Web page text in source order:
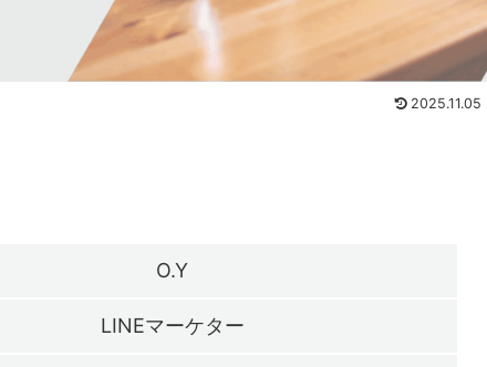
2025.11.05
O.Y
LINEマーケター